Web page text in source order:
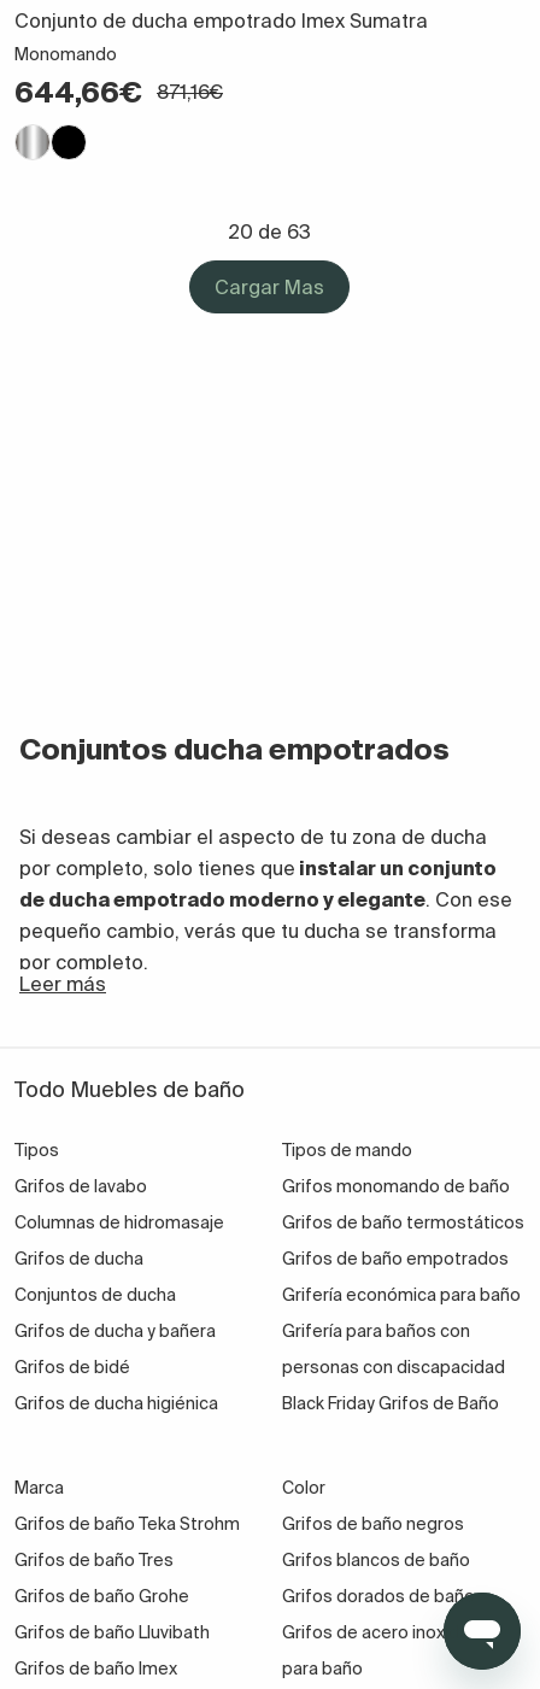
Conjunto de ducha empotrado Imex Sumatra
Monomando
644,66€ 871,16€
20 de 63
Cargar Mas
Conjuntos ducha empotrados
Si deseas cambiar el aspecto de tu zona de ducha
por completo, solo tienes que instalar un conjunto
de ducha empotrado moderno y elegante. Con ese
pequeño cambio, verás que tu ducha se transforma
por completo.
decorar tu primer baño, opta por piezas
son! Y no tienes que gastar demasiado de tu
presupuesto de reformas o decoración en esta
muy económicas.
Los conjuntos de ducha empotradoste podrían venir
muy bien en los siguientes supuestos:
Quieres aprovechar el espacio de ducha al
Quieres mayor bienestar y confort bajo el agua.
que te
Leer más
Todo Muebles de baño
Tipos
Grifos de lavabo
Columnas de hidromasaje
Grifos de ducha
Conjuntos de ducha
Grifos de ducha y bañera
Grifos de bidé
Grifos de ducha higiénica
Tipos de mando
Grifos monomando de baño
Grifos de baño termostáticos
Grifos de baño empotrados
Grifería económica para baño
Grifería para baños con
personas con discapacidad
Black Friday Grifos de Baño
Marca
Grifos de baño Teka Strohm
Grifos de baño Tres
Grifos de baño Grohe
Grifos de baño Lluvibath
Grifos de baño Imex
Color
Grifos de baño negros
Grifos blancos de baño
Grifos dorados de baño
Grifos de acero inoxidable
para baño